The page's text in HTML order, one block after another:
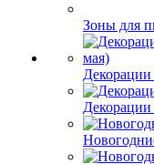
Зоны для
Декорации